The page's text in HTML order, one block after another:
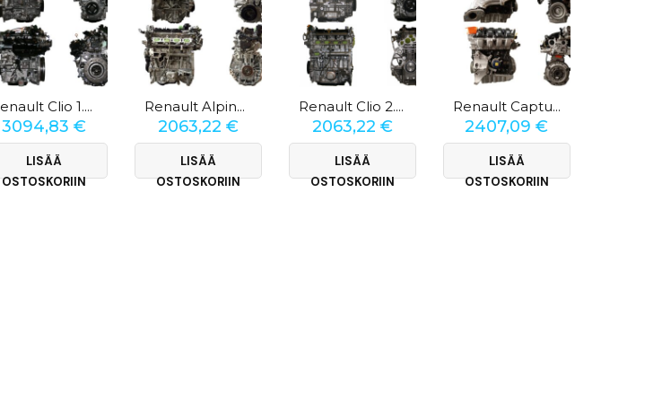
Renault Clio 1.6 RS
3094,83 €
LISÄÄ
OSTOSKORIIN
Renault Alpine 1.8
2063,22 €
LISÄÄ
OSTOSKORIIN
Renault Clio 2.0 16v
2063,22 €
LISÄÄ
OSTOSKORIIN
Renault Captur 2.0
2407,09€
LISÄÄ
OSTOSKORIIN